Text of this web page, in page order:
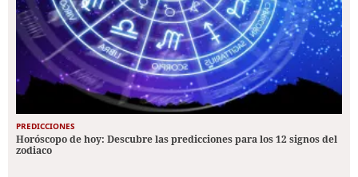
PREDICCIONES
Horóscopo de hoy: Descubre las predicciones para los 12 signos del
zodiaco